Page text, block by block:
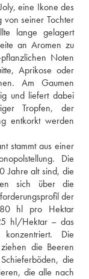
eine Ikone des
von seiner Tochter
lange gelagert
an Aromen zu
Noten
Aprikose oder
Am Gaumen
und liefert dabei
Tropfen, der
entkorkt werden
stammt aus einer
Die
Jahre alt sind, die
sich über die
der
80 hl pro Hektar
hl/Hektar – das
Die
die Beeren
die
die alle nach